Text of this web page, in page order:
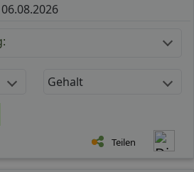
Gehalt
Teilen